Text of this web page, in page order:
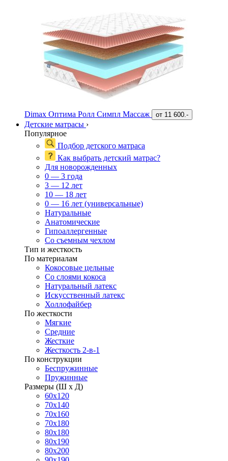
Dimax Оптима Ролл Симпл Массаж от 11 600.-
Детские матрасы ›
Популярное
Подбор детского матраса
Как выбрать детский матрас?
Для новорожденных
0 — 3 года
3 — 12 лет
10 — 18 лет
0 — 16 лет (универсальные)
Натуральные
Анатомические
Гипоаллергенные
Со съемным чехлом
Тип и жесткость
По материалам
Кокосовые цельные
Со слоями кокоса
Натуральный латекс
Искусственный латекс
Холлофайбер
По жесткости
Мягкие
Средние
Жесткие
Жесткость 2-в-1
По конструкции
Беспружинные
Пружинные
Размеры (Ш х Д)
60х120
70х140
70х160
70х180
80х180
80х190
80х200